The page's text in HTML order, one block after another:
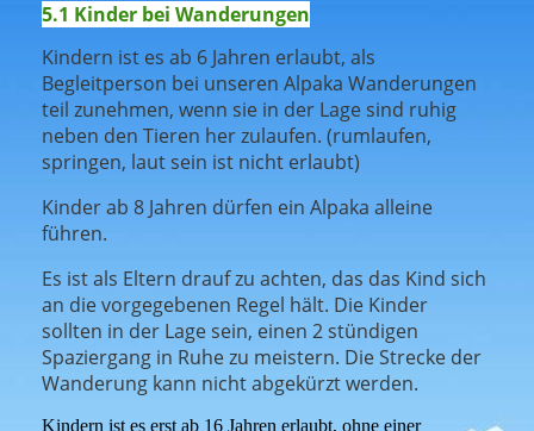
5.1 Kinder bei Wanderungen
Kindern ist es ab 6 Jahren erlaubt, als
Begleitperson bei unseren Alpaka Wanderungen
teil zunehmen, wenn sie in der Lage sind ruhig
neben den Tieren her zulaufen. (rumlaufen,
springen, laut sein ist nicht erlaubt)
Kinder ab 8 Jahren dürfen ein Alpaka alleine
führen.
Es ist als Eltern drauf zu achten, das das Kind sich
an die vorgegebenen Regel hält. Die Kinder
sollten in der Lage sein, einen 2 stündigen
Spaziergang in Ruhe zu meistern. Die Strecke der
Wanderung kann nicht abgekürzt werden.
Kindern ist es erst ab 16 Jahren erlaubt, ohne einer